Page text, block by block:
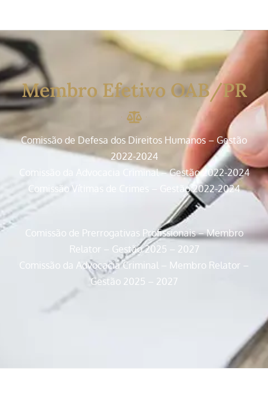
Membro Efetivo OAB/PR
Comissão de Defesa dos Direitos Humanos – Gestão
2022-2024
Comissão da Advocacia Criminal – Gestão 2022-2024
Comissão Vítimas de Crimes –
Gestão 2022-2024
Comissão de Prerrogativas Profissionais – Membro
Relator – Gestão 2025 – 2027
Comissão da Advocacia Criminal – Membro Relator –
Gestão 2025 – 2027